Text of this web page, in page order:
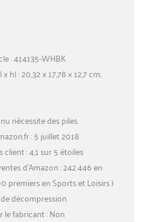
: 414135-WHBK
: 20,32 x 17,78 x 12,7 cm;
nécessite des piles.
: 5 juillet 2018
: 4,1 sur 5 étoiles
d’Amazon : 242 446 en
premiers en Sports et Loisirs )
décompression
fabricant : Non